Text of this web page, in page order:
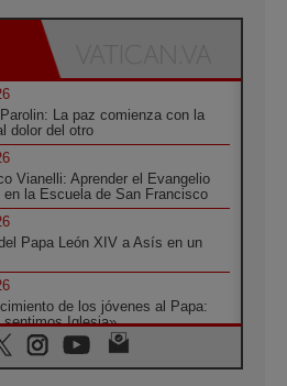
La paz comienza con la
dolor del otro
Vianelli: Aprender el Evangelio
en la Escuela de San Francisco
Papa León XIV a Asís en un
de los jóvenes al Papa:
sentimos Iglesia»
los coloquios en Roma en